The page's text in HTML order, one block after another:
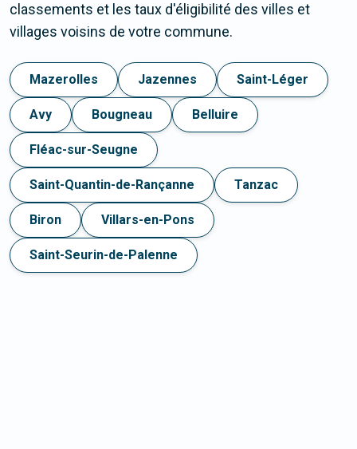
classements et les taux d'éligibilité des villes et
villages voisins de votre commune.
Mazerolles Jazennes Saint-Léger
Avy Bougneau Belluire
Fléac-sur-Seugne
Saint-Quantin-de-Rançanne Tanzac
Biron Villars-en-Pons
Saint-Seurin-de-Palenne